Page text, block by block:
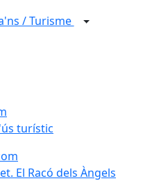
/ Turisme
turístic
turístic
El Racó dels Àngels
El Racó dels Àngels